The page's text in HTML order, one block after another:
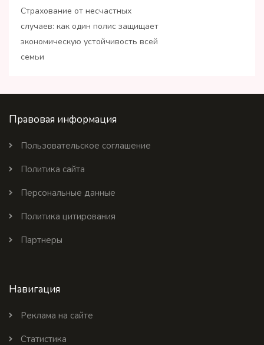
Страхование от несчастных
случаев: как один полис защищает
экономическую устойчивость всей
семьи
Правовая информация
Пользовательское соглашение
Политика сайта
Персональные данные
Политика цитирования
Партнеры
Навигация
Реклама на сайте
Статистика